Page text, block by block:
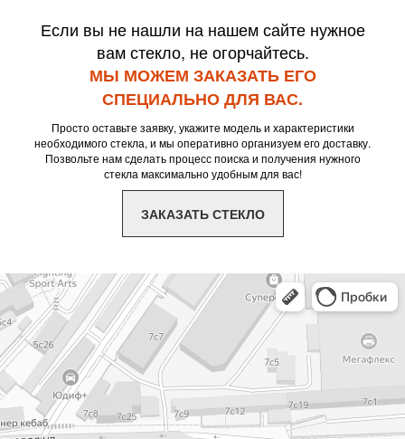
Если вы не нашли на нашем сайте нужное
вам стекло, не огорчайтесь.
МЫ МОЖЕМ ЗАКАЗАТЬ ЕГО
СПЕЦИАЛЬНО ДЛЯ ВАС.
Просто оставьте заявку, укажите модель и характеристики
необходимого стекла, и мы оперативно организуем его доставку.
Позвольте нам сделать процесс поиска и получения нужного
стекла максимально удобным для вас!
ЗАКАЗАТЬ СТЕКЛО